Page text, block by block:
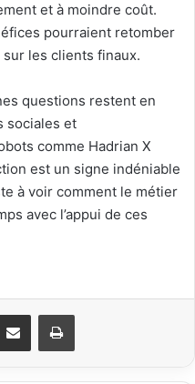
et à moindre coût.
pourraient retomber
les clients finaux.
questions restent en
sociales et
comme Hadrian X
est un signe indéniable
à voir comment le métier
avec l’appui de ces
Partager par email Imprimer